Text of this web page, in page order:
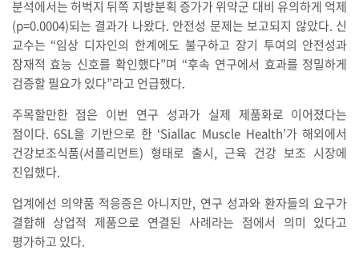
분석에서는 허벅지 뒤쪽 지방분획 증가가 위약군 대비 유의하게 억제
(p=0.0004)되는 결과가 나왔다. 안전성 문제는 보고되지 않았다. 신
교수는 “임상 디자인의 한계에도 불구하고 장기 투여의 안전성과
잠재적 효능 신호를 확인했다”며 “후속 연구에서 효과를 정밀하게
검증할 필요가 있다”라고 언급했다.
주목할만한 점은 이번 연구 성과가 실제 제품화로 이어졌다는
점이다. 6SL을 기반으로 한 ‘Siallac Muscle Health’가 해외에서
건강보조식품(서플리먼트) 형태로 출시, 근육 건강 보조 시장에
진입했다.
업계에선 의약품 적응증은 아니지만, 연구 성과와 환자들의 요구가
결합해 상업적 제품으로 연결된 사례라는 점에서 의미 있다고
평가하고 있다.